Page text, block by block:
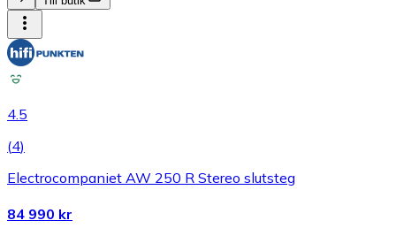
4.5
(4)
Electrocompaniet AW 250 R Stereo slutsteg
84 990 kr